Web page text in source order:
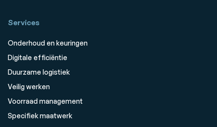
Services
Onderhoud en keuringen
Digitale efficiëntie
Duurzame logistiek
Veilig werken
Voorraad management
Specifiek maatwerk